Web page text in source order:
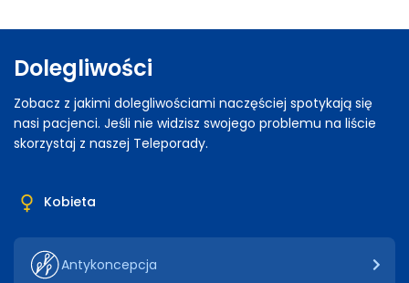
Dolegliwości
Zobacz z jakimi dolegliwościami naczęściej spotykają się
nasi pacjenci. Jeśli nie widzisz swojego problemu na liście
skorzystaj z naszej Teleporady.
Kobieta
Antykoncepcja